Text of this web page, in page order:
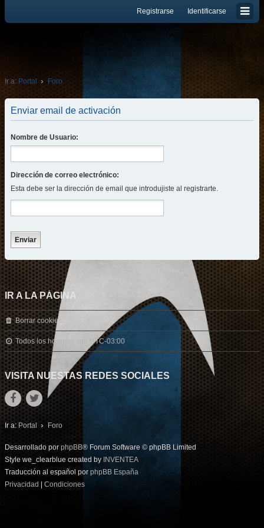
Identificarse
Registrarse
Ir a: Portal Foro
Enviar email de activación
Nombre de Usuario:
Dirección de correo electrónico:
Esta debe ser la dirección de email que introdujiste al registrarte.
IR A LA PÁGINA
Borrar cookies
Todos los horarios son UTC-03:00
VISITA NUESTAS REDES SOCIALES
Ir a: Portal Foro
Desarrollado por phpBB® Forum Software © phpBB Limited
Style we_clearblue created by INVENTEA
Traducción al español por phpBB España
Privacidad
Condiciones